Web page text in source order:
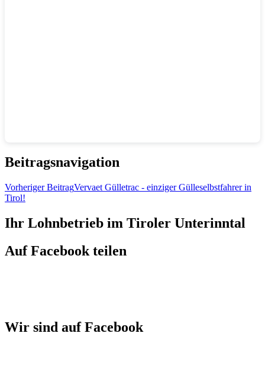
Beitragsnavigation
Vorheriger BeitragVervaet Gülletrac - einziger Gülleselbstfahrer in
Tirol!
Ihr Lohnbetrieb im Tiroler Unterinntal
Auf Facebook teilen
Wir sind auf Facebook